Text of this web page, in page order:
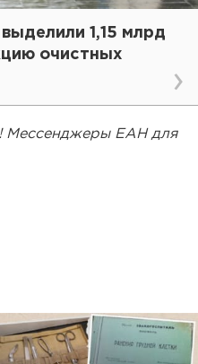
1,15 млрд
очистных
Мессенджеры ЕАН для